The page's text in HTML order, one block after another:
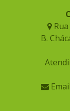
Rua
B.